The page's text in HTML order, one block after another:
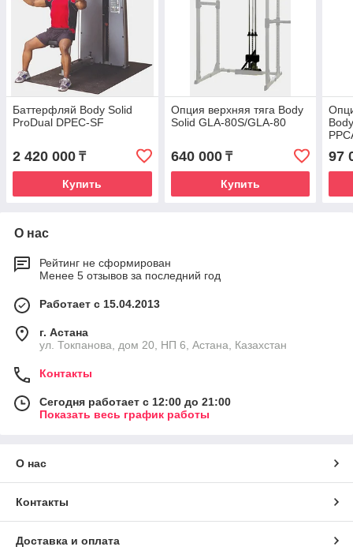
Баттерфляй Body Solid
ProDual DPEC-SF
2 420 000 ₸
Купить
Опция верхняя тяга Body
Solid GLA-80S/GLA-80
640 000₸
Купить
97
О нас
Рейтинг не сформирован
Менее 5 отзывов за последний год
Работает с 15.04.2013
г. Астана
ул. Токпанова, дом 20, НП 6, Астана, Казахстан
Контакты
Сегодня работает с 12:00 до 21:00
Показать весь график работы
О нас
Контакты
Доставка и оплата